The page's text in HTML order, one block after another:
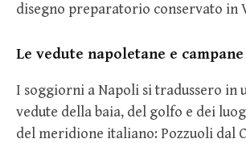
disegno preparatorio conservato in
Le vedute napoletane e campane
I soggiorni a Napoli si tradussero in
vedute della baia, del golfo e dei
del meridione italiano: Pozzuoli dal